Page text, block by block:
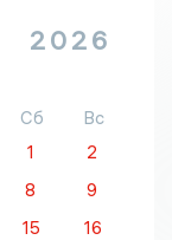
2026
Сб
Вс
1
2
8
9
15
16